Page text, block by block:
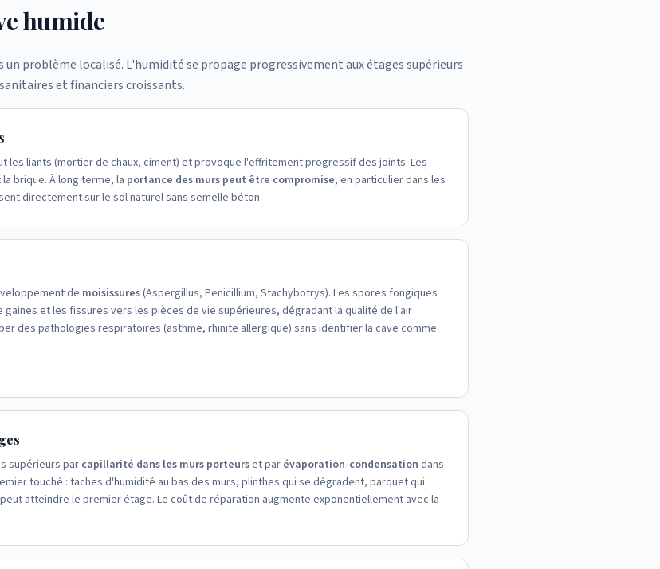
humide
un problème localisé. L'humidité se propage progressivement aux étages supérieurs
et financiers croissants.
les liants (mortier de chaux, ciment) et provoque l'effritement progressif des joints. Les
brique. À long terme, la portance des murs peut être compromise, en particulier dans les
directement sur le sol naturel sans semelle béton.
de moisissures(Aspergillus, Penicillium, Stachybotrys). Les spores fongiques
et les fissures vers les pièces de vie supérieures, dégradant la qualité de l'air
des pathologies respiratoires (asthme, rhinite allergique) sans identifier la cave comme
supérieurs par capillarité dans les murs porteurset par évaporation-condensation dans
touché : taches d'humidité au bas des murs, plinthes qui se dégradent, parquet qui
atteindre le premier étage. Le coût de réparation augmente exponentiellement avec la